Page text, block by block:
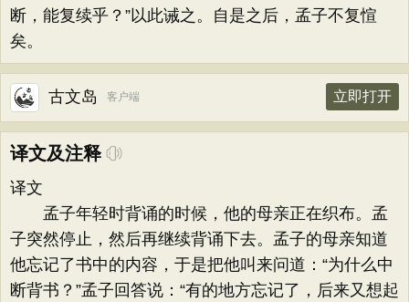
断，能复续乎？”以此诫之。自是之后，孟子不复愃
矣。
古文岛 客户端 立即打开
译文及注释
译文
孟子年轻时背诵的时候，他的母亲正在织布。孟
子突然停止，然后再继续背诵下去。孟子的母亲知道
他忘记了书中的内容，于是把他叫来问道：“为什么中
断背书？”孟子回答说：“有的地方忘记了，后来又想起